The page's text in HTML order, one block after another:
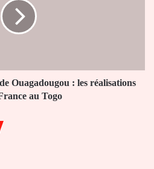
Ouagadougou : les réalisations
au Togo